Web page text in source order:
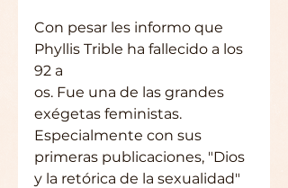
Con pesar les informo que
Phyllis Trible ha fallecido a los
92 a
os. Fue una de las grandes
exégetas feministas.
Especialmente con sus
primeras publicaciones, "Dios
y la retórica de la sexualidad"